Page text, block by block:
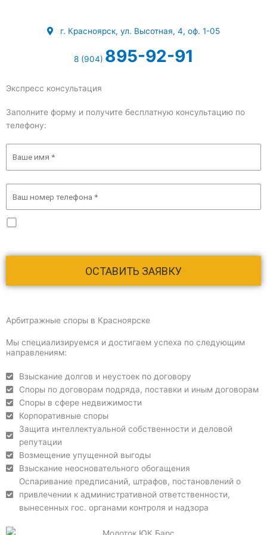
г. Красноярск, ул. Высотная, 4, оф. 1-05
8 (904) 895-92-91
Экспресс консультация
Заполните форму и получите бесплатную консультацию по
телефону:
Арбитражные споры в Красноярске
Мы специализируемся и достигаем успеха по следующим
направлениям:
Взыскание долгов и неустоек по договору
Споры по договорам подряда, поставки и иным договорам
Споры в сфере недвижимости
Корпоративные споры
Защита интеллектуальной собственности и деловой
репутации
Возмещение упущенной выгоды
Взыскание неосновательного обогащения
Оспаривание предписаний, штрафов, постановлений о
привлечении к административной ответственности,
вынесенных гос. органами контроля и надзора